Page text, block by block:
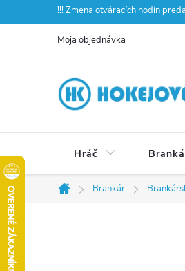
na
!!! Zmena otváracích hodín
Moja objednávka
Hráč
Domov
Brankár